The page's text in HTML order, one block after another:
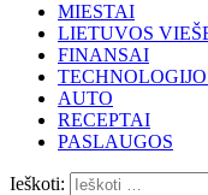
MIESTAI
LIETUVOS
FINANSAI
AUTO
RECEPTAI
PASLAUGOS
Ieškoti: